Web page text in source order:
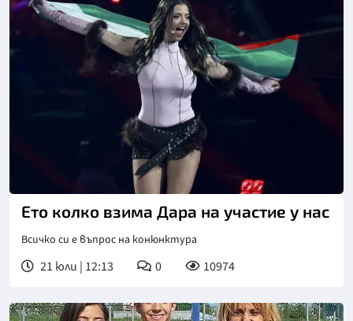
Ето колко взима Дара на участие у нас
Всичко си е въпрос на конюнктура
21 юли | 12:13 0 10974